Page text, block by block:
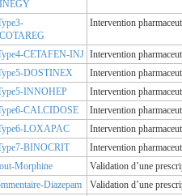
INEGY
Intervention
CETAFEN-INJ Intervention
DOSTINEX
Intervention
INNOHEP
Intervention
CALCIDOSE
Intervention
LOXAPAC
Intervention
BINOCRIT
Intervention
Morphine
Validation d’une
Diazepam
Validation d’une